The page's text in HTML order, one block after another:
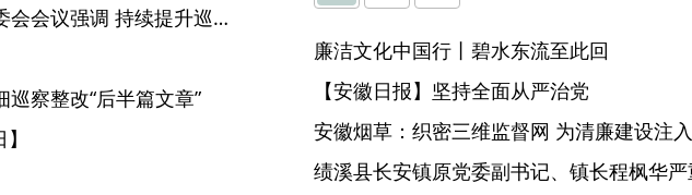
刘海泉主持召开省纪委常委会会议强调 持续提升巡视巡察工作质效 全力做好配合中央巡视工作
察整改“后半篇文章”
廉洁文化中国行丨碧水东流至此回
【安徽日报】坚持全面从严治党
安徽烟草：织密三维监督网 为清廉建设注